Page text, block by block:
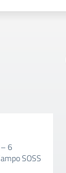
6
SOSS